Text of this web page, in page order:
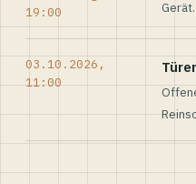
19:00
Gerät.
03.10.2026,
11:00